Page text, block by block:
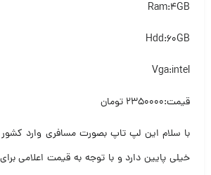
Ram:4GB
Hdd:60GB
Vga:intel
قیمت:۲۳۵۰۰۰۰ تومان
با سلام این لپ تاپ بصورت مسافری وارد
خیلی پایین دارد و با توجه به قیمت اعلامی